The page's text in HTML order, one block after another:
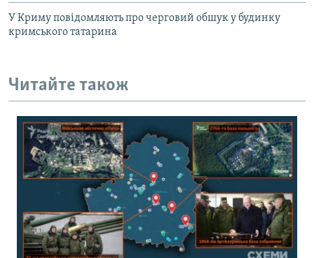
У Криму повідомляють про черговий обшук у будинку
кримського татарина
Читайте також